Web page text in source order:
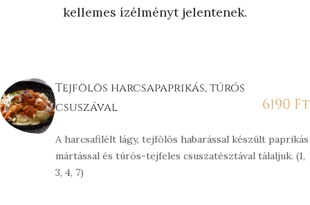
kellemes ízélményt jelentenek.
Tejfölös harcsapaprikás, túrós
csuszával
6190 Ft
A harcsafilélt lágy, tejfölös habarással készült paprikás
mártással és túrós-tejfeles csuszatésztával tálaljuk. (1,
3, 4, 7)